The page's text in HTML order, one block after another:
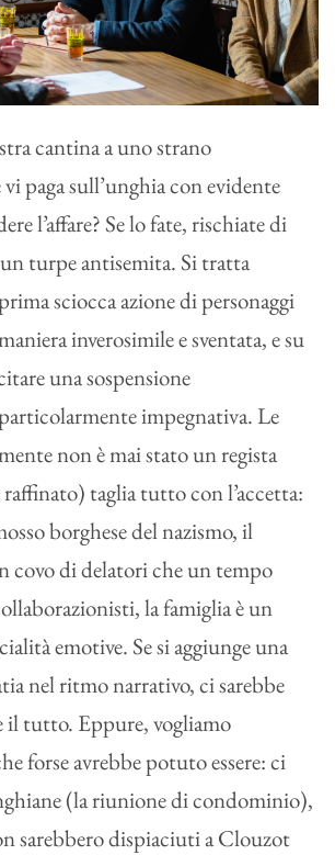
cantina a uno strano
paga sull’unghia con evidente
l’affare? Se lo fate, rischiate di
turpe antisemita. Si tratta
sciocca azione di personaggi
inverosimile e sventata, e su
una sospensione
impegnativa. Le
non è mai stato un regista
taglia tutto con l’accetta:
borghese del nazismo, il
covo di delatori che un tempo
la famiglia è un
emotive. Se si aggiunge una
nel ritmo narrativo, ci sarebbe
il tutto. Eppure, vogliamo
forse avrebbe potuto essere: ci
(la riunione di condominio),
sarebbero dispiaciuti a Clouzot